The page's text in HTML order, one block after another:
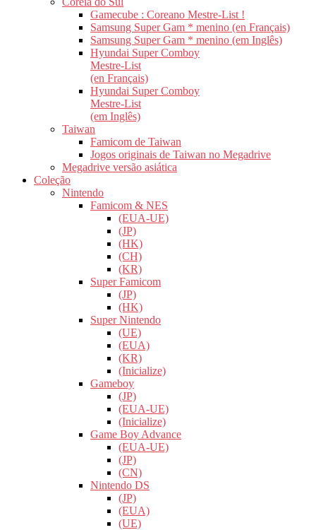
Gamecube : Coreano Mestre-List !
Samsung Super Gam * menino (en Français)
Samsung Super Gam * menino (em Inglês)
Hyundai Super Comboy
Mestre-List
(en Français)
Hyundai Super Comboy
Mestre-List
(em Inglês)
Taiwan
Famicom de Taiwan
Jogos originais de Taiwan no Megadrive
Megadrive versão asiática
Coleção
Nintendo
Famicom & NES
(EUA-UE)
(JP)
(HK)
(CH)
(KR)
Super Famicom
(JP)
(HK)
Super Nintendo
(UE)
(EUA)
(KR)
(Inicialize)
Gameboy
(JP)
(EUA-UE)
(Inicialize)
Game Boy Advance
(EUA-UE)
(JP)
(CN)
Nintendo DS
(JP)
(EUA)
(UE)